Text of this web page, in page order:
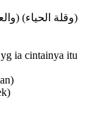
ia cintainya itu